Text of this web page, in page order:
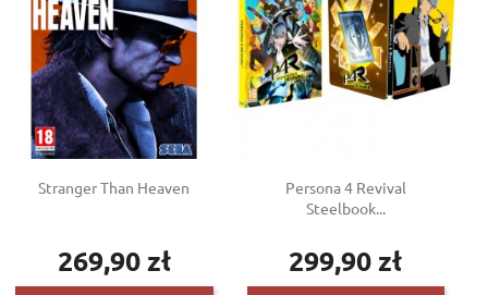
Stranger Than Heaven
Cena
269,90 zł
Persona 4 Revival
Steelbook...
Cena
299,90 zł